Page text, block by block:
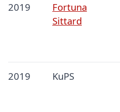
2019
Fortuna
Sittard
2019 KuPS